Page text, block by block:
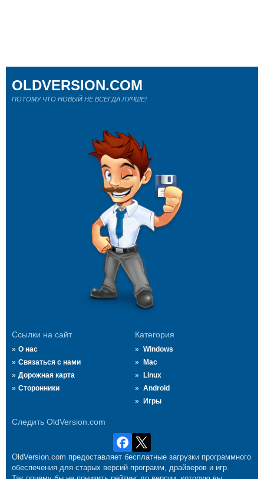
Ссылки на сайт
О нас
Связаться с нами
Дорожная карта
Сторонники
Категория
Windows
Mac
Linux
Android
Игры
Следить OldVersion.com
OLDVERSION.COM
ПОТОМУ ЧТО НОВЫЙ НЕ ВСЕГДА ЛУЧШЕ!
OldVersion.com предоставляет бесплатные загрузки программного
обеспечения для старых версий программ, драйверов и игр.